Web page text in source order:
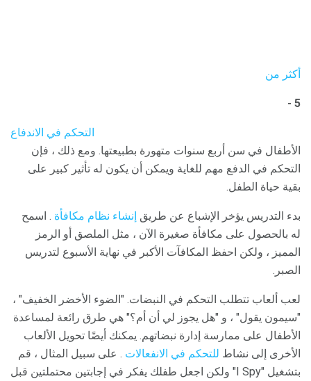
أكثر من
5 -
التحكم في الاندفاع
الأطفال في سن أربع سنوات متهورة بطبيعتها. ومع ذلك ، فإن
التحكم في الدفع مهم للغاية ويمكن أن يكون له تأثير كبير على
بقية حياة الطفل.
بدء التدريس يؤخر الإشباع عن طريق إنشاء نظام مكافأة . اسمح
له بالحصول على مكافأة صغيرة الآن ، مثل الملصق أو الرمز
المميز ، ولكن احفظ المكافآت الأكبر في نهاية الأسبوع لتدريس
الصبر.
لعب ألعاب تتطلب التحكم في النبضات. "الضوء الأخضر الخفيف" ،
"سيمون يقول" ، و "هل يجوز لي أن أم؟" هي طرق رائعة لمساعدة
الأطفال على ممارسة إدارة نبضاتهم. يمكنك أيضًا تحويل الألعاب
الأخرى إلى نشاط للتحكم في الانفعالات . على سبيل المثال ، قم
بتشغيل "I Spy" ولكن اجعل طفلك يفكر في إجابتين محتملتين قبل